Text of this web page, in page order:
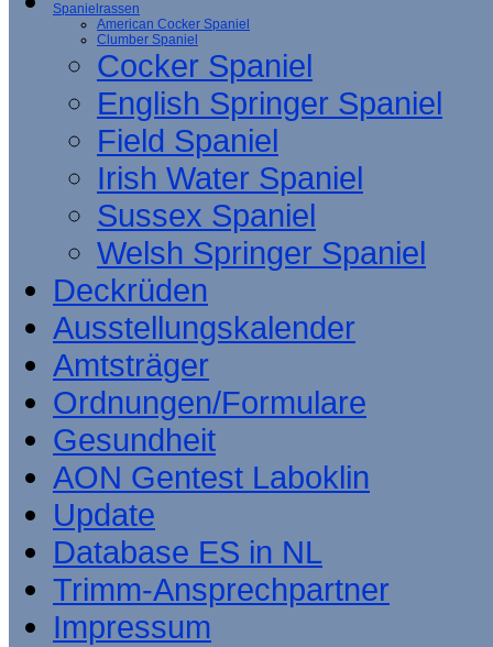
Spanielrassen
American Cocker Spaniel
Clumber Spaniel
Cocker Spaniel
English Springer Spaniel
Field Spaniel
Irish Water Spaniel
Sussex Spaniel
Welsh Springer Spaniel
Deckrüden
Ausstellungskalender
Amtsträger
Ordnungen/Formulare
Gesundheit
AON Gentest Laboklin
Update
Database ES in NL
Trimm-Ansprechpartner
Impressum